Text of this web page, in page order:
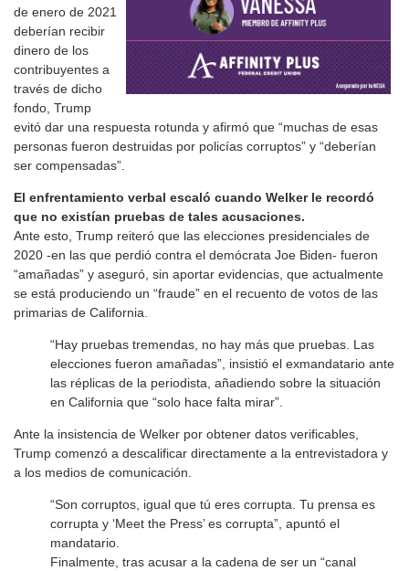
de enero de 2021
deberían recibir
dinero de los
contribuyentes a
través de dicho
fondo, Trump
evitó dar una respuesta rotunda y afirmó que “muchas de esas
personas fueron destruidas por policías corruptos” y “deberían
ser compensadas”.
El enfrentamiento verbal escaló cuando Welker le recordó
que no existían pruebas de tales acusaciones.
Ante esto, Trump reiteró que las elecciones presidenciales de
2020 -en las que perdió contra el demócrata Joe Biden- fueron
“amañadas” y aseguró, sin aportar evidencias, que actualmente
se está produciendo un “fraude” en el recuento de votos de las
primarias de California.
“Hay pruebas tremendas, no hay más que pruebas. Las
elecciones fueron amañadas”, insistió el exmandatario ante
las réplicas de la periodista, añadiendo sobre la situación
en California que “solo hace falta mirar”.
Ante la insistencia de Welker por obtener datos verificables,
Trump comenzó a descalificar directamente a la entrevistadora y
a los medios de comunicación.
“Son corruptos, igual que tú eres corrupta. Tu prensa es
corrupta y ‘Meet the Press’ es corrupta”, apuntó el
mandatario.
Finalmente, tras acusar a la cadena de ser un “canal